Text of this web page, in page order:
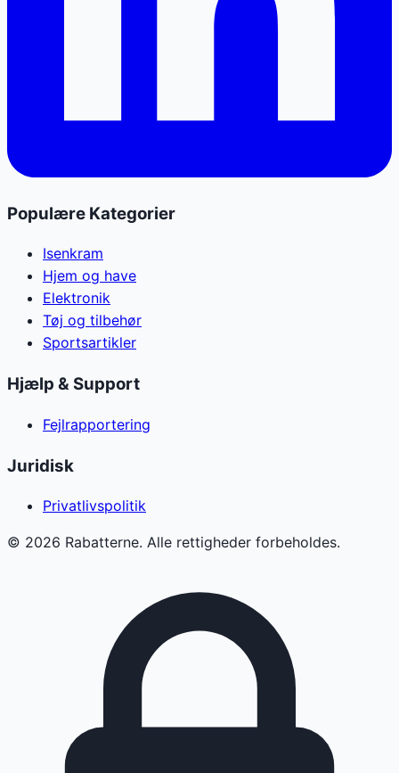
Populære Kategorier
Isenkram
Hjem og have
Elektronik
Tøj og tilbehør
Sportsartikler
Hjælp & Support
Fejlrapportering
Juridisk
Privatlivspolitik
© 2026 Rabatterne. Alle rettigheder forbeholdes.